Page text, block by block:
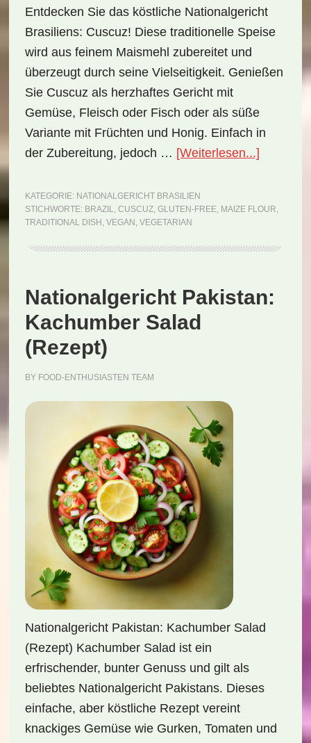
Entdecken Sie das köstliche Nationalgericht
Brasiliens: Cuscuz! Diese traditionelle Speise
wird aus feinem Maismehl zubereitet und
überzeugt durch seine Vielseitigkeit. Genießen
Sie Cuscuz als herzhaftes Gericht mit
Gemüse, Fleisch oder Fisch oder als süße
Variante mit Früchten und Honig. Einfach in
der Zubereitung, jedoch … [Weiterlesen...]
(Rezept)
KATEGORIE: NATIONALGERICHT BRASILIEN
STICHWORTE: BRAZIL, CUSCUZ, GLUTEN-FREE, MAIZE FLOUR,
TRADITIONAL DISH , VEGAN , VEGETARIAN
Nationalgericht Pakistan:
Kachumber Salad
(Rezept)
BY FOOD-ENTHUSIASTEN TEAM
Nationalgericht Pakistan: Kachumber Salad
(Rezept) Kachumber Salad ist ein
erfrischender, bunter Genuss und gilt als
beliebtes Nationalgericht Pakistans. Dieses
einfache, aber köstliche Rezept vereint
knackiges Gemüse wie Gurken, Tomaten und